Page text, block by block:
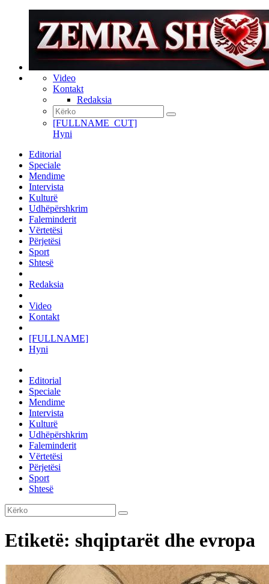
Video
Kontakt
Redaksia
[FULLNAME_CUT]
Hyni
Editorial
Speciale
Mendime
Intervista
Kulturë
Udhëpërshkrim
Faleminderit
Vërtetësi
Përjetësi
Sport
Shtesë
Redaksia
Video
Kontakt
[FULLNAME]
Hyni
Editorial
Speciale
Mendime
Intervista
Kulturë
Udhëpërshkrim
Faleminderit
Vërtetësi
Përjetësi
Sport
Shtesë
Etiketë: shqiptarët dhe evropa